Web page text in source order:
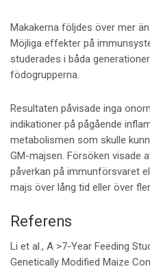
Makakerna följdes över mer
Möjliga effekter på
studerades i båda
födogrupperna.
Resultaten påvisade inga
indikationer på pågående
metabolismen som skulle
GM-majsen. Försöken visade
påverkan på immunförsvaret
majs över lång tid eller över
Referens
Li et al., A >7-Year Feeding
Genetically Modified Maize